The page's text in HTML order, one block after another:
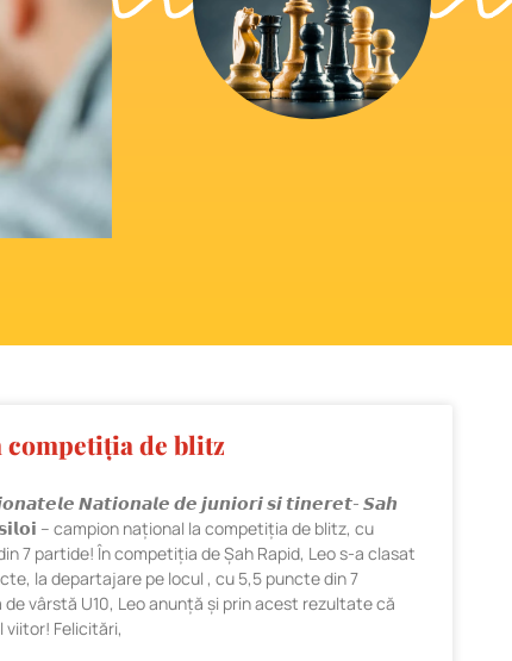
de blitz
𝙉𝙖𝙩𝙞𝙤𝙣𝙖𝙡𝙚 𝙙𝙚 𝙟𝙪𝙣𝙞𝙤𝙧𝙞 𝙨𝙞 𝙩𝙞𝙣𝙚𝙧𝙚𝙩- 𝙎𝙖𝙝
– campion național la competiția de blitz, cu
7 partide! În competiția de Șah Rapid, Leo s-a clasat
la departajare pe locul , cu 5,5 puncte din 7
vârstă U10, Leo anunță și prin acest rezultate că
viitor! Felicitări,